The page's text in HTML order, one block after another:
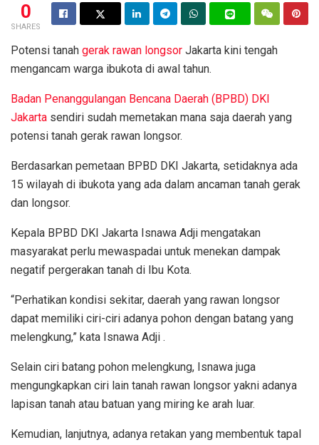
0
SHARES
Potensi tanah gerak rawan longsor Jakarta kini tengah
mengancam warga ibukota di awal tahun.
Badan Penanggulangan Bencana Daerah (BPBD) DKI
Jakarta sendiri sudah memetakan mana saja daerah yang
potensi tanah gerak rawan longsor.
Berdasarkan pemetaan BPBD DKI Jakarta, setidaknya ada
15 wilayah di ibukota yang ada dalam ancaman tanah gerak
dan longsor.
Kepala BPBD DKI Jakarta Isnawa Adji mengatakan
masyarakat perlu mewaspadai untuk menekan dampak
negatif pergerakan tanah di Ibu Kota.
“Perhatikan kondisi sekitar, daerah yang rawan longsor
dapat memiliki ciri-ciri adanya pohon dengan batang yang
melengkung,” kata Isnawa Adji .
Selain ciri batang pohon melengkung, Isnawa juga
mengungkapkan ciri lain tanah rawan longsor yakni adanya
lapisan tanah atau batuan yang miring ke arah luar.
Kemudian, lanjutnya, adanya retakan yang membentuk tapal